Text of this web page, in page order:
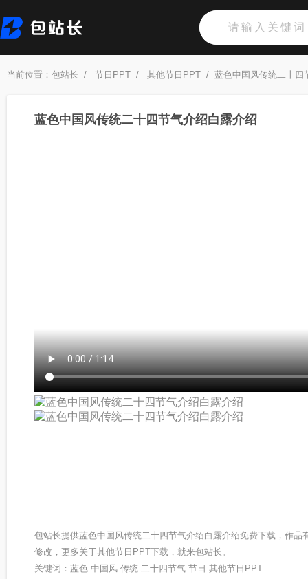
当前位置： 包站长 / 节日PPT / 其他节日PPT / 蓝色中国风传统二十四
蓝色中国风传统二十四节气介绍白露介绍
包站长提供蓝色中国风传统二十四节气介绍白露介绍免费下载，作
修改，更多关于其他节日PPT下载，就来包站长。
关键词：蓝色 中国风 传统 二十四节气 节日 其他节日PPT